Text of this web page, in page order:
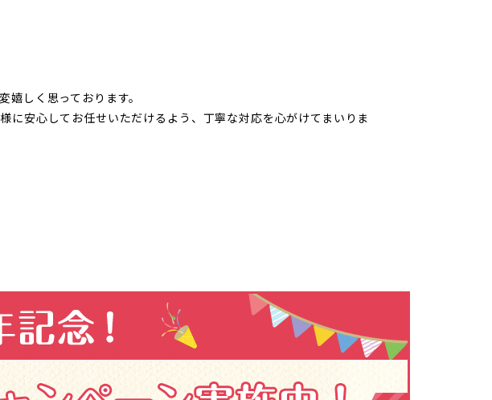
しく思っております。
安心してお任せいただけるよう、丁寧な対応を心がけてまいりま